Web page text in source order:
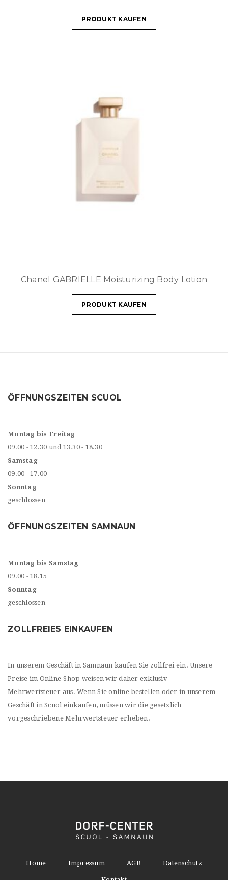
PRODUKT KAUFEN
Chanel GABRIELLE Moisturizing Body Lotion
PRODUKT KAUFEN
ÖFFNUNGSZEITEN SCUOL
Montag bis Freitag
09.00 - 12.30 und 13.30 - 18.30
Samstag
09.00 - 17.00
Sonntag
geschlossen
ÖFFNUNGSZEITEN SAMNAUN
Montag bis Samstag
09.00 - 18.15
Sonntag
geschlossen
ZOLLFREIES EINKAUFEN
In unserem Geschäft in Samnaun kaufen Sie zollfrei ein. Unsere
Preise im Online-Shop weisen wir daher exklusiv
Mehrwertsteuer aus. Wenn Sie online bestellen oder in unserem
Geschäft in Scuol einkaufen, müssen wir die gesetzlich
vorgeschriebene Mehrwertsteuer erheben.
Home Impressum AGB Datenschutz